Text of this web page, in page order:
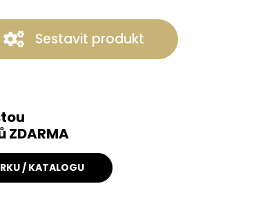
Sestavit produkt
/ KATALOGU